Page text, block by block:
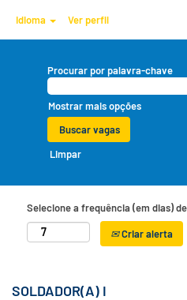
Idioma Ver perfil
Procurar por palavra-chave
Mostrar mais opções
Limpar
Selecione a frequência (em dias)
Criar alerta
SOLDADOR(A) I